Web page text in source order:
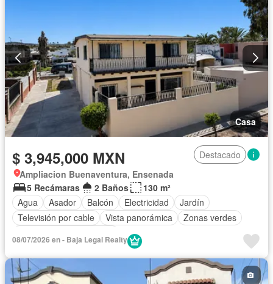
Casa
$ 3,945,000 MXN
Destacado
Ampliacion Buenaventura, Ensenada
5 Recámaras
2 Baños
130 m²
Agua
Asador Balcón Electricidad
Jardín
Televisión por cable
Vista panorámica
Zonas verdes
08/07/2026 en - Baja Legal Realty